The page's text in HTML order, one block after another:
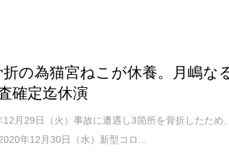
の為猫宮ねこが休養。月嶋な
確定迄休演
月29日（火）事故に遭遇し3箇所を骨折したため、
年12月30日（水）新型コロ...